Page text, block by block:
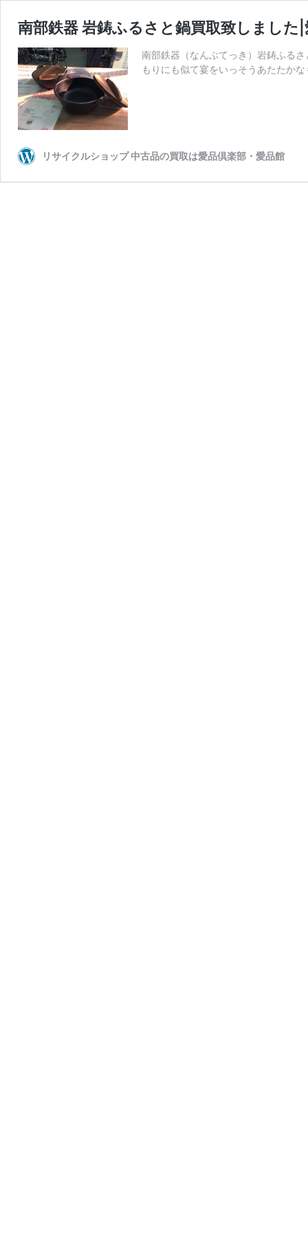
南部鉄器 岩鋳ふるさと鍋買取致しました
南部鉄器（なんぶてっき）岩鋳ふる
もりにも似て宴をいっそうあたたか
リサイクルショップ 中古品の買取は愛品倶楽部・愛品館